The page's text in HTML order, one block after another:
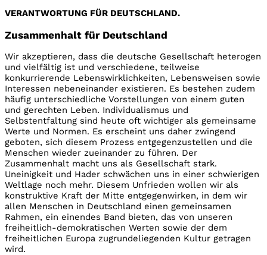
VERANTWORTUNG FÜR DEUTSCHLAND.
Zusammenhalt für Deutschland
Wir akzeptieren, dass die deutsche Gesellschaft heterogen
und vielfältig ist und verschiedene, teilweise
konkurrierende Lebenswirklichkeiten, Lebensweisen sowie
Interessen nebeneinander existieren. Es bestehen zudem
häufig unterschiedliche Vorstellungen von einem guten
und gerechten Leben. Individualismus und
Selbstentfaltung sind heute oft wichtiger als gemeinsame
Werte und Normen. Es erscheint uns daher zwingend
geboten, sich diesem Prozess entgegenzustellen und die
Menschen wieder zueinander zu führen. Der
Zusammenhalt macht uns als Gesellschaft stark.
Uneinigkeit und Hader schwächen uns in einer schwierigen
Weltlage noch mehr. Diesem Unfrieden wollen wir als
konstruktive Kraft der Mitte entgegenwirken, in dem wir
allen Menschen in Deutschland einen gemeinsamen
Rahmen, ein einendes Band bieten, das von unseren
freiheitlich-demokratischen Werten sowie der dem
freiheitlichen Europa zugrundeliegenden Kultur getragen
wird.